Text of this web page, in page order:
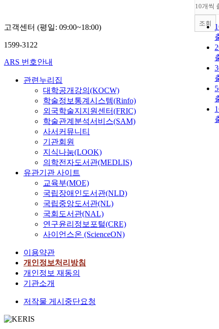
10개씩
조회
고객센터 (평일: 09:00~18:00)
1599-3122
ARS 번호안내
관련누리집
대학공개강의(KOCW)
학술정보통계시스템(Rinfo)
외국학술지지원센터(FRIC)
학술관계분석서비스(SAM)
사서커뮤니티
기관회원
지식나눔(LOOK)
의학전자도서관(MEDLIS)
유관기관 사이트
교육부(MOE)
국립장애인도서관(NLD)
국립중앙도서관(NL)
국회도서관(NAL)
연구윤리정보포털(CRE)
사이언스온 (ScienceON)
이용약관
개인정보처리방침
개인정보 재동의
기관소개
저작물 게시중단요청